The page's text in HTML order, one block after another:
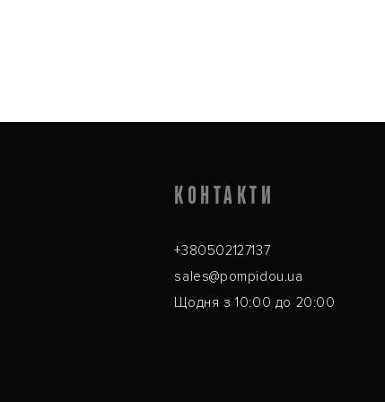
КОНТАКТИ
+380502127137
sales@pompidou.ua
Щодня з 10:00 до 20:00